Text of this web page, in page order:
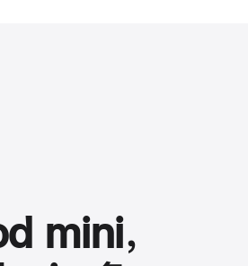
mini，